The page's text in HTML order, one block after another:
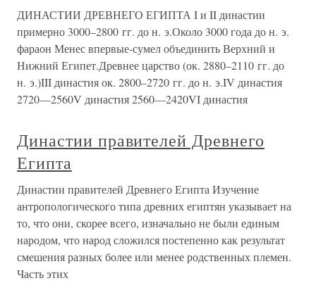
ДИНАСТИИ ДРЕВНЕГО ЕГИПТА I и II династии
примерно 3000–2800 гг. до н. э.Около 3000 года до н. э.
фараон Менес впервые-сумел объединить Верхний и
Нижний Египет.Древнее царство (ок. 2880–2110 гг. до
н. э.)III династия ок. 2800–2720 гг. до н. э.IV династия
2720—2560V династия 2560—2420VI династия
Династии правителей Древнего
Египта
Династии правителей Древнего Египта Изучение
антропологического типа древних египтян указывает на
то, что они, скорее всего, изначально не были единым
народом, что народ сложился постепенно как результат
смешения разных более или менее родственных племен.
Часть этих